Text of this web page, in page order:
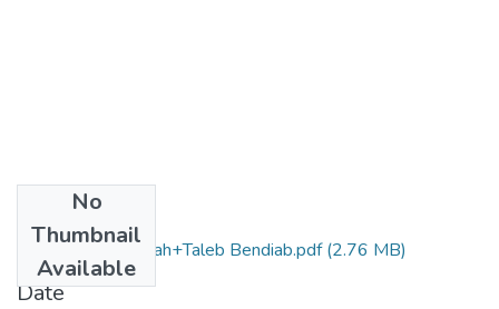
No
Thumbnail
Available
Ms.GM.Benabdellah+Taleb Bendiab.pdf(2.76 MB)
Date